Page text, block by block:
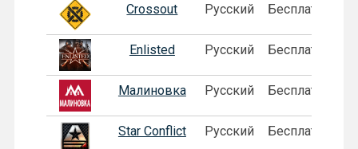
Crossout Русский Бесплатная
Enlisted Русский Бесплатная
Малиновка Русский Бесплатная
Star Conflict Русский Бесплатная